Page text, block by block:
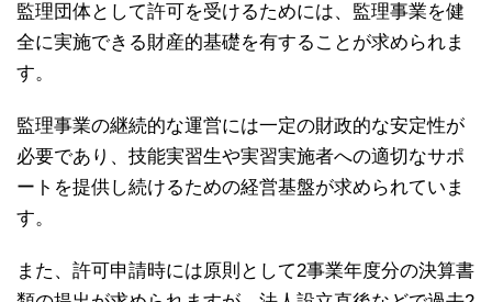
監理団体として許可を受けるためには、監理事業を健
全に実施できる財産的基礎を有することが求められま
す。
監理事業の継続的な運営には一定の財政的な安定性が
必要であり、技能実習生や実習実施者への適切なサポ
ートを提供し続けるための経営基盤が求められていま
す。
また、許可申請時には原則として2事業年度分の決算書